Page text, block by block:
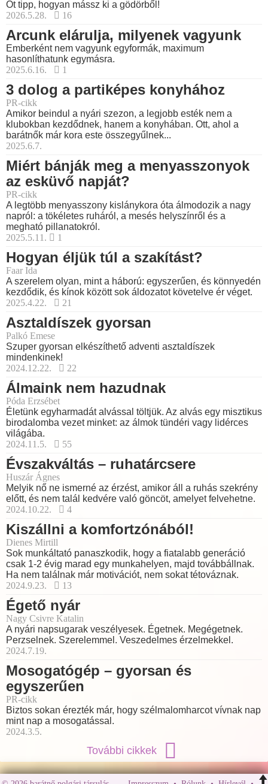
Öt tipp, hogyan mássz ki a gödörből!
2026.5.28.
16
Arcunk elárulja, milyenek vagyunk
Emberként nem vagyunk egyformák, maximum
hasonlíthatunk egymásra.
2025.6.16.
1
3 dolog a partiképes konyhához
PR-cikk
Amikor beindul a nyári szezon, a legjobb esték nem a
klubokban kezdődnek, hanem a konyhában. Ott, ahol a
barátnők már kora este összegyűlnek...
2025.6.7.
Miért bánják meg a menyasszonyok
az esküvő napját?
PR-cikk
A legtöbb menyasszony kislánykora óta álmodozik a nagy
napról: a tökéletes ruháról, a mesés helyszínről és a
megható pillanatokról.
2025.5.11.
1
Hogyan éljük túl a szakítást?
Faar Ida
A szerelem olyan, mint a háború: egyszerűen, és könnyedén
kezdődik, és kínok között sok áldozatot követelve ér véget.
2025.4.22.
21
Asztaldíszek gyorsan
Palkó Emese
Szuper gyorsan elkészíthető adventi asztaldíszek
mindenkinek!
2024.12.22.
22
Álmaink nem hazudnak
Póda Erzsébet
Életünk egyharmadát alvással töltjük. Az alvás egy misztikus
birodalomba vezet minket: az álmok tündéri vagy lidérces
világába.
2024.11.5.
55
Évszakváltás – ruhatárcsere
Huszár Ágnes
Melyik nő ne ismerné az érzést, amikor áll a ruhás szekrény
előtt, és nem talál kedvére való göncöt, amelyet felvehetne.
2024.10.22.
4
Kiszállni a komfortzónából!
Dienes Mirtill
Sok munkáltató panaszkodik, hogy a fiatalabb generáció
csak 1-2 évig marad egy munkahelyen, majd továbbállnak.
Ha nem találnak már motivációt, nem sokat tétováznak.
2024.9.23.
13
Égető nyár
Nagy Csivre Katalin
A nyári napsugarak veszélyesek. Égetnek. Megégetnek.
Perzselnek. Szerelemmel. Veszedelmes érzelmekkel.
2024.7.19.
Mosogatógép – gyorsan és
egyszerűen
PR-cikk
Biztos sokan érezték már, hogy szélmalomharcot vívnak nap
mint nap a mosogatással.
2024.3.5.
További cikkek